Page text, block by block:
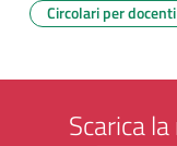
Circolari per
Scarica